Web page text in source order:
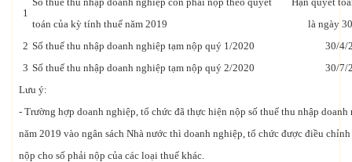
1
toán của kỳ tính thuế năm 2019
là ngày
2 Số thuế thu nhập doanh nghiệp tạm nộp quý 1/2020
30/4/
3 Số thuế thu nhập doanh nghiệp tạm nộp quý 2/2020
30/7/
Lưu ý:
- Trường hợp doanh nghiệp, tổ chức đã thực hiện nộp số thuế thu nhập
năm 2019 vào ngân sách Nhà nước thì doanh nghiệp, tổ chức được điều
nộp cho số phải nộp của các loại thuế khác.